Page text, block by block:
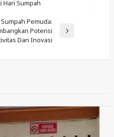
Hari Sumpah
Pemuda:
Potensi
Dan Inovasi